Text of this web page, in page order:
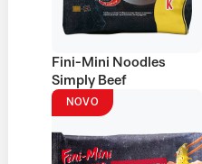
Fini-Mini Noodles
Simply Beef
NOVO